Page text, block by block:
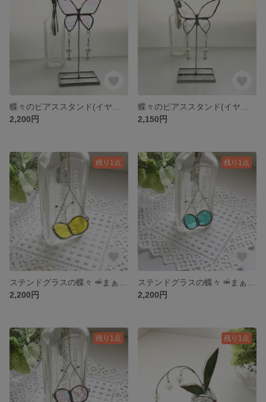
2,200円
2,150円
残り1点
2,200円
残り1点
2,200円
残り1点 残り1点